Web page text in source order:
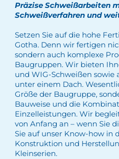
Präzise Schweißarbeiten
Schweißverfahren und
Setzen Sie auf die hohe
Gotha. Denn wir fertigen
sondern auch komplexe
Baugruppen. Wir bieten
und WIG-Schweißen sowie
unter einem Dach.
Größe der Baugruppe,
Bauweise und die
Einzelleistungen. Wir
von Anfang an – wenn Sie
Sie auf unser Know-how in
Konstruktion und
Kleinserien.